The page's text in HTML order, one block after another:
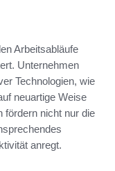
Arbeitsabläufe
Unternehmen
Technologien, wie
neuartige Weise
fördern nicht nur die
anregt.